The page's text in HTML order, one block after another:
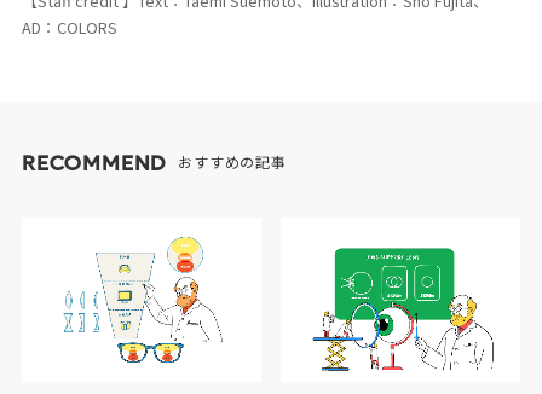
AD：COLORS
RECOMMEND おすすめの記事